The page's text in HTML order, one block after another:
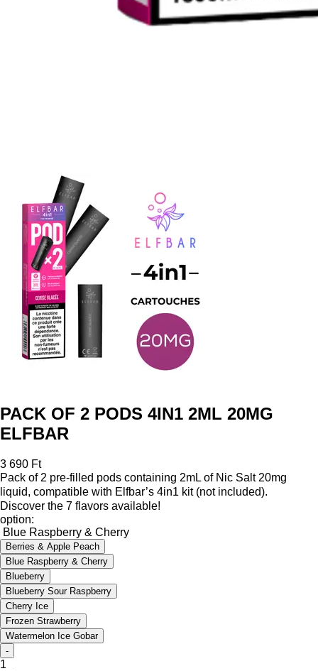
PACK OF 2 PODS 4IN1 2ML 20MG
ELFBAR
3 690 Ft
Pack of 2 pre-filled pods containing 2mL of Nic Salt 20mg
liquid, compatible with Elfbar’s 4in1 kit (not included).
Discover the 7 flavors available!
option:
Blue Raspberry & Cherry
Berries & Apple Peach
Blue Raspberry & Cherry
Blueberry
Blueberry Sour Raspberry
Cherry Ice
Frozen Strawberry
Watermelon Ice Gobar
-
1